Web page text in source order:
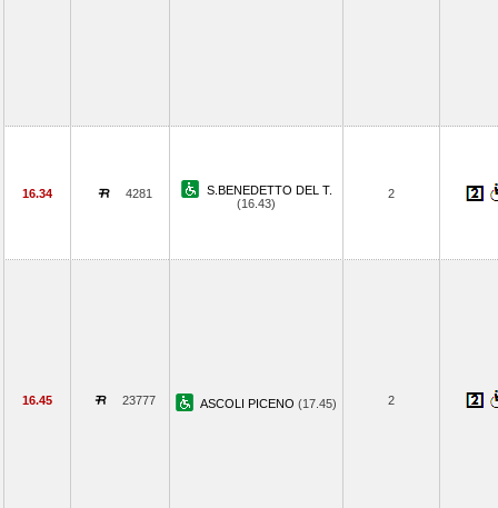
16.34 4281
S.BENEDETTO DEL T.
(16.43)
2
16.45 23777 ASCOLI PICENO (17.45) 2